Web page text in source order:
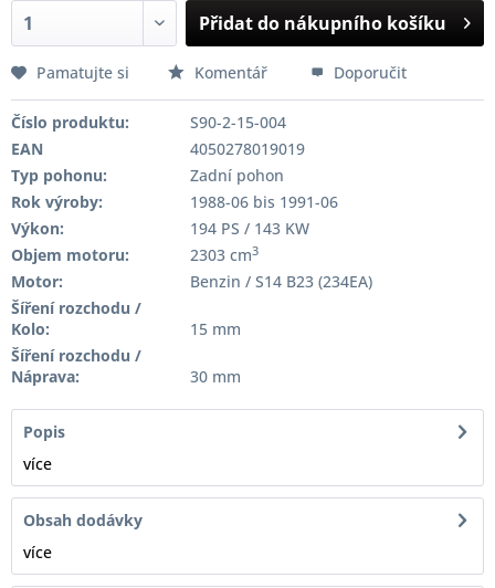
Přidat do nákupního košíku
Pamatujte si Komentář Doporučit
Číslo produktu:
S90-2-15-004
EAN
4050278019019
Typ pohonu:
Zadní pohon
Rok výroby:
1988-06 bis 1991-06
Výkon:
194 PS / 143 KW
Objem motoru:
2303 cm3
Motor:
Benzin / S14 B23 (234EA)
Šíření rozchodu /
Kolo:
15 mm
Šíření rozchodu /
Náprava:
30 mm
Popis
více
Obsah dodávky
více